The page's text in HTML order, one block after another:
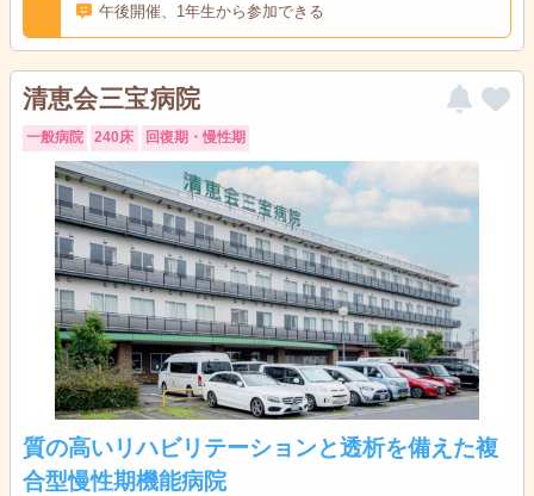
午後開催、1年生から参加できる
清恵会三宝病院
一般病院 240床 回復期・慢性期
質の高いリハビリテーションと透析を備えた複
合型慢性期機能病院